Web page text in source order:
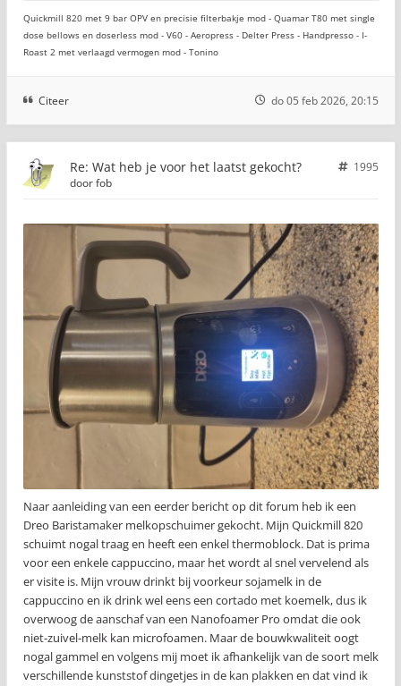
Quickmill 820 met 9 bar OPV en precisie filterbakje mod - Quamar T80 met single
dose bellows en doserless mod - V60 - Aeropress - Delter Press - Handpresso - I-
Roast 2 met verlaagd vermogen mod - Tonino
Citeer do 05 feb 2026, 20:15
Re: Wat heb je voor het laatst gekocht?
1995
doorfob
Naar aanleiding van een eerder bericht op dit forum heb ik een
Dreo Baristamaker melkopschuimer gekocht. Mijn Quickmill 820
schuimt nogal traag en heeft een enkel thermoblock. Dat is prima
voor een enkele cappuccino, maar het wordt al snel vervelend als
er visite is. Mijn vrouw drinkt bij voorkeur sojamelk in de
cappuccino en ik drink wel eens een cortado met koemelk, dus ik
overwoog de aanschaf van een Nanofoamer Pro omdat die ook
niet-zuivel-melk kan microfoamen. Maar de bouwkwaliteit oogt
nogal gammel en volgens mij moet ik afhankelijk van de soort melk
verschillende kunststof dingetjes in de kan plakken en dat vind ik